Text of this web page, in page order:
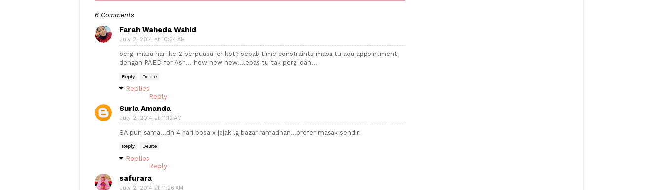
6 Comments
Farah Waheda Wahid
July 2, 2014 at 10:24 AM
pergi masa hari ke-2 berpuasa jer kot? sebab time constraints masa tu ada appointment
dengan PAED for Ash... hew hew hew...lepas tu tak pergi dah...
Reply Delete
Replies
Reply
Suria Amanda
July 2, 2014 at 11:12 AM
SA pun sama...dh 4 hari posa x jejak lg bazar ramadhan...prefer masak sendiri
Reply Delete
Replies
Reply
safurara
July 2, 2014 at 11:26 AM